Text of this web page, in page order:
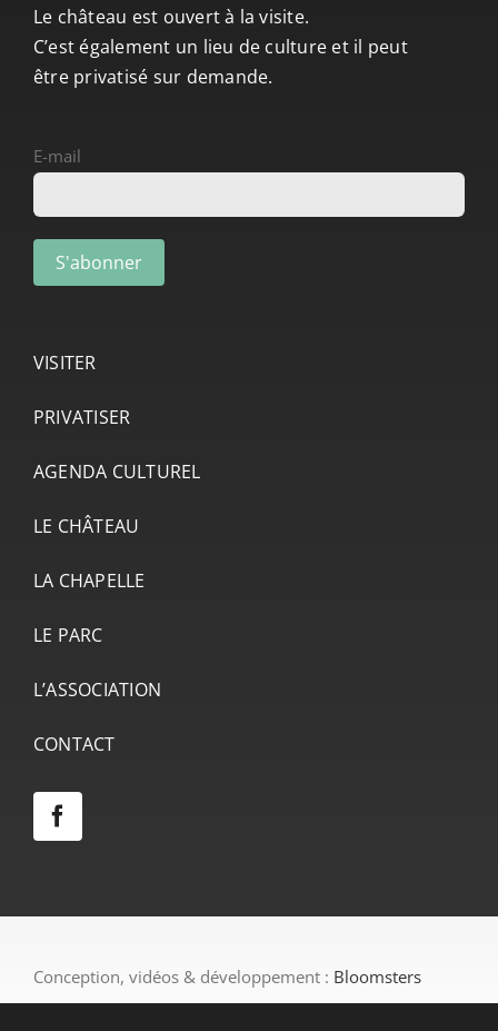
Le château est ouvert à la visite.
C’est également un lieu de culture et il peut
être privatisé sur demande.
E-mail
VISITER
PRIVATISER
AGENDA CULTUREL
LE CHÂTEAU
LA CHAPELLE
LE PARC
L’ASSOCIATION
CONTACT
Conception, vidéos & développement : Bloomsters